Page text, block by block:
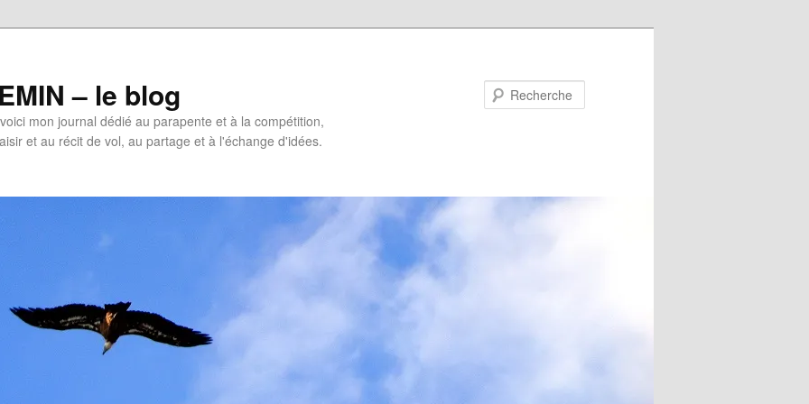
– le blog
mon journal dédié au parapente et à la compétition,
et au récit de vol, au partage et à l'échange d'idées.